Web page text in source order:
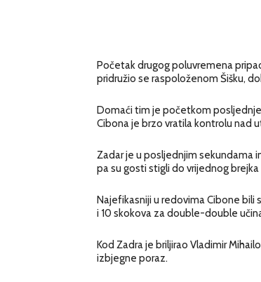
Početak drugog poluvremena
pridružio se raspoloženom Šišku,
Domaći tim je početkom
Cibona je brzo vratila kontrolu nad
Zadar je u posljednjim sekundama
pa su gosti stigli do vrijednog
Najefikasniji u redovima Cibone bili
i 10 skokova za double-double
Kod Zadra je briljirao Vladimir
izbjegne poraz.